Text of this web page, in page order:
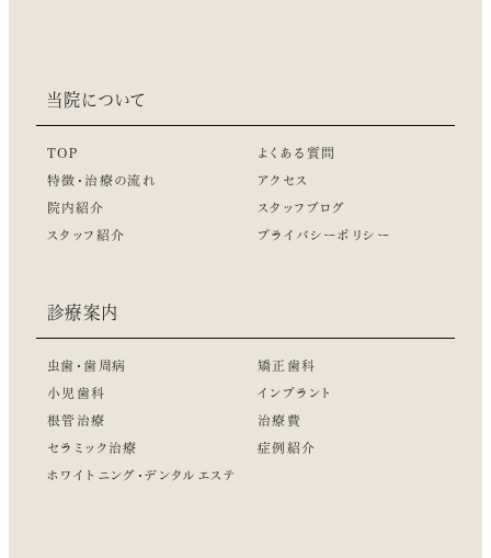
当院について
TOP
特徴・治療の流れ
院内紹介
スタッフ紹介
よくある質問
アクセス
スタッフブログ
プライバシーポリシー
診療案内
虫歯・歯周病
小児歯科
根管治療
セラミック治療
ホワイトニング・デンタルエステ
矯正歯科
インプラント
治療費
症例紹介